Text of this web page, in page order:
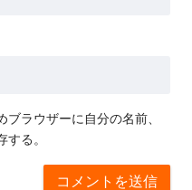
ラウザーに自分の名前、
る。